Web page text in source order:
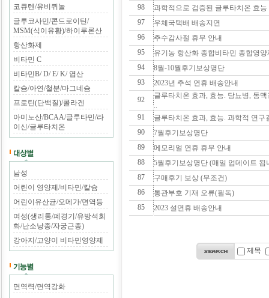
코큐텐/유비퀴놀
글루코사민/콘드로이틴/
MSM(식이유황)/하이루론산
항산화제
비타민 C
비타민B/ D/ E/ K/ 엽산
칼슘/아연/철분/마그네슘
프로틴(단백질)/콜라겐
아미노산/BCAA/글루타민/라
이신/글루타치온
남성
어린이 영양제/비타민/칼슘
어린이유산균/오메가/면역등
여성(생리통/폐경기/유방석회
화/난소낭종/자궁근종)
강아지/고양이 비타민영양제
면역력/면역강화
98
과학적으로 검증된 글루타치온 효능
97
우체국택배 배송지연
96
추수감사절 휴무 안내
95
유기농 항산화 종합비타민 종합영양
94
8월-10월후기보상명단
93
2023년 추석 연휴 배송안내
92
글루타치온 효과, 효능. 당뇨병, 동
..
91
글루타치온 효과, 효능. 과학적 연구
90
7월후기보상명단
89
메모리얼 연휴 휴무 안내
88
5월후기보상명단 (매일 업데이트 됩
87
구매후기 보상 (무조건)
86
통관부호 기재 오류(필독)
85
2023 설연휴 배송안내
제목